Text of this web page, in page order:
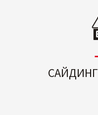
САЙДИНГ